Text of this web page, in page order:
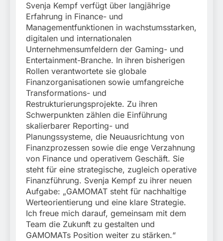
Svenja Kempf verfügt über langjährige
Erfahrung in Finance- und
Managementfunktionen in wachstumsstarken,
digitalen und internationalen
Unternehmensumfeldern der Gaming- und
Entertainment-Branche. In ihren bisherigen
Rollen verantwortete sie globale
Finanzorganisationen sowie umfangreiche
Transformations- und
Restrukturierungsprojekte. Zu ihren
Schwerpunkten zählen die Einführung
skalierbarer Reporting- und
Planungssysteme, die Neuausrichtung von
Finanzprozessen sowie die enge Verzahnung
von Finance und operativem Geschäft. Sie
steht für eine strategische, zugleich operative
Finanzführung. Svenja Kempf zu ihrer neuen
Aufgabe: „GAMOMAT steht für nachhaltige
Werteorientierung und eine klare Strategie.
Ich freue mich darauf, gemeinsam mit dem
Team die Zukunft zu gestalten und
GAMOMATs Position weiter zu stärken.“